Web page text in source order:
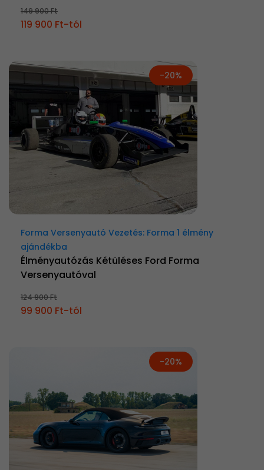
149 900 Ft
119 900 Ft-tól
-20%
Forma Versenyautó Vezetés: Forma 1 élmény
ajándékba
Élményautózás Kétüléses Ford Forma
Versenyautóval
124 900 Ft
99 900 Ft-tól
-20%